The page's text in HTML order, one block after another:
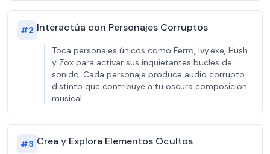
#2 Interactúa con Personajes Corruptos
Toca personajes únicos como Ferro, Ivy.exe, Hush
y Zox para activar sus inquietantes bucles de
sonido. Cada personaje produce audio corrupto
distinto que contribuye a tu oscura composición
musical.
#3 Crea y Explora Elementos Ocultos